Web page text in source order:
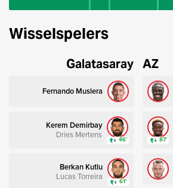
Wisselspelers
Galatasaray
Fernando Muslera
Kerem Demirbay
Dries Mertens
46’
Berkan Kutlu
Lucas Torreira
61’
AZ
87’